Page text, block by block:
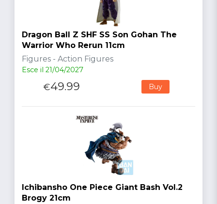
Dragon Ball Z SHF SS Son Gohan The
Warrior Who Rerun 11cm
Figures - Action Figures
Esce il 21/04/2027
€49.99 Buy
Ichibansho One Piece Giant Bash Vol.2
Brogy 21cm